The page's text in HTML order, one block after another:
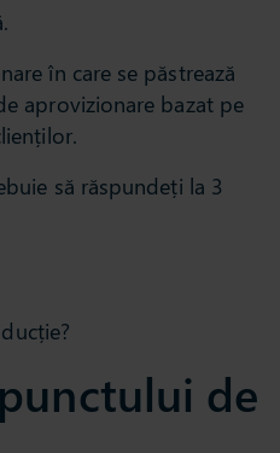
în care se păstrează
aprovizionare bazat pe
să răspundeți la 3
de